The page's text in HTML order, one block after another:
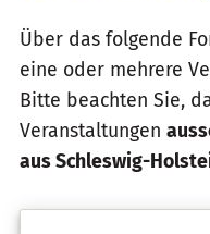
Über das folgende
eine oder mehrere
Bitte beachten Sie,
Veranstaltungen
aus Schleswig-